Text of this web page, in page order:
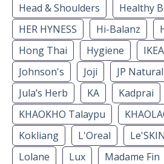
Head & Shoulders
Healthy
HER HYNESS
Hi-Balanz
Hong Thai
Hygiene IKEA
Johnson's
Joji
JP
Jula’s Herb
KA Kadprai
KHAOKHO Talaypu
Kokliang
L'Oreal Le'SKIN
Lolane
Lux Madame Fin